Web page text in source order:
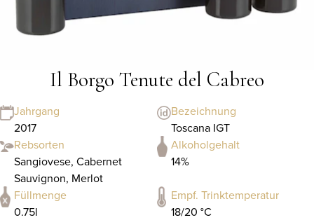
Il Borgo Tenute del Cabreo
Jahrgang
2017
Bezeichnung
Toscana IGT
Rebsorten
Sangiovese, Cabernet
Sauvignon, Merlot
Alkoholgehalt
14%
Füllmenge
0.75l
Empf. Trinktemperatur
18/20 °C